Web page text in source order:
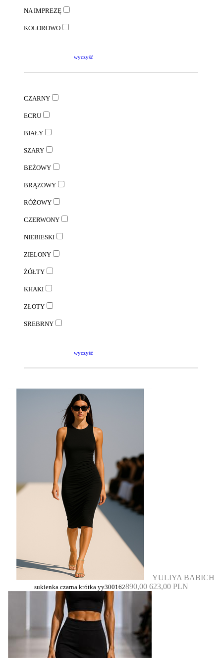
NA IMPREZĘ
KOLOROWO
wyczyść
CZARNY
ECRU
BIAŁY
SZARY
BEŻOWY
BRĄZOWY
RÓŻOWY
CZERWONY
NIEBIESKI
ZIELONY
ŻÓŁTY
KHAKI
ZŁOTY
SREBRNY
wyczyść
YULIYA BABICH
sukienka czarna krótka yy300162890,00 623,00 PLN